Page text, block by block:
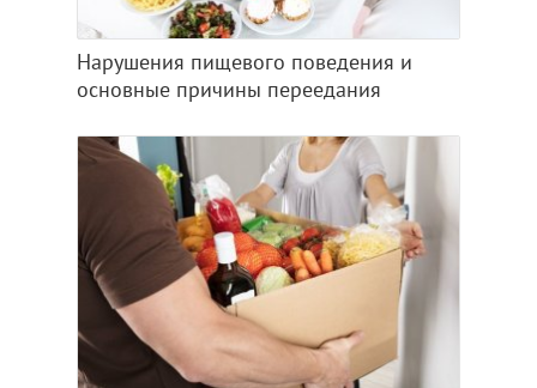
Нарушения пищевого поведения и
основные причины переедания